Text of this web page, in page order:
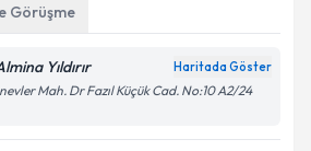
Görüşme
Yıldırır Haritada Göster
Mah. Dr Fazıl Küçük Cad. No:10 A2/24